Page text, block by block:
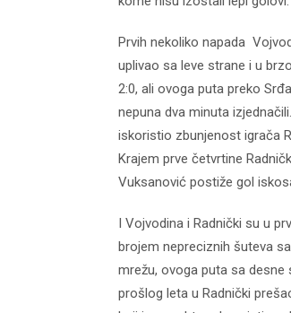
Prvih nekoliko napada
uplivao sa leve strane i u
2:0, ali ovoga puta preko
nepuna dva minuta
iskoristio zbunjenost igrača
Krajem prve četvrtine
Vuksanović postiže gol
I Vojvodina i Radnički su u
brojem nepreciznih šuteva
mrežu, ovoga puta sa desne
prošlog leta u Radnički